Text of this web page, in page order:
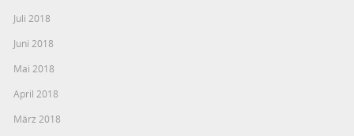
Juli 2018
Juni 2018
Mai 2018
April 2018
März 2018